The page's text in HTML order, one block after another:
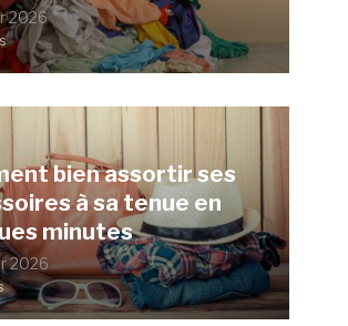
2026
bien assortir ses
à sa tenue en
minutes
2026